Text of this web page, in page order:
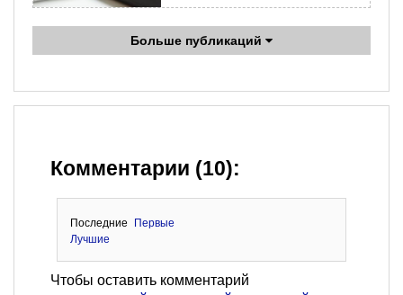
Больше публикаций
Комментарии (10):
Последние
Первые
Лучшие
Чтобы оставить комментарий